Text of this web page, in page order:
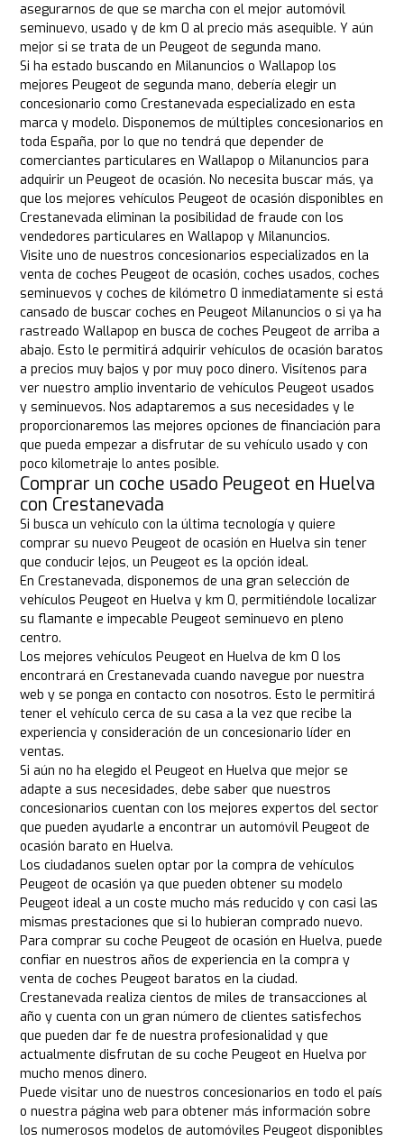
asegurarnos de que se marcha con el mejor automóvil
seminuevo, usado y de km 0 al precio más asequible. Y aún
mejor si se trata de un Peugeot de segunda mano.
Si ha estado buscando en Milanuncios o Wallapop los
mejores Peugeot de segunda mano, debería elegir un
concesionario como Crestanevada especializado en esta
marca y modelo. Disponemos de múltiples concesionarios en
toda España, por lo que no tendrá que depender de
comerciantes particulares en Wallapop o Milanuncios para
adquirir un Peugeot de ocasión. No necesita buscar más, ya
que los mejores vehículos Peugeot de ocasión disponibles en
Crestanevada eliminan la posibilidad de fraude con los
vendedores particulares en Wallapop y Milanuncios.
Visite uno de nuestros concesionarios especializados en la
venta de coches Peugeot de ocasión, coches usados, coches
seminuevos y coches de kilómetro 0 inmediatamente si está
cansado de buscar coches en Peugeot Milanuncios o si ya ha
rastreado Wallapop en busca de coches Peugeot de arriba a
abajo. Esto le permitirá adquirir vehículos de ocasión baratos
a precios muy bajos y por muy poco dinero. Visítenos para
ver nuestro amplio inventario de vehículos Peugeot usados
y seminuevos. Nos adaptaremos a sus necesidades y le
proporcionaremos las mejores opciones de financiación para
que pueda empezar a disfrutar de su vehículo usado y con
poco kilometraje lo antes posible.
Comprar un coche usado Peugeot en Huelva
con Crestanevada
Si busca un vehículo con la última tecnología y quiere
comprar su nuevo Peugeot de ocasión en Huelva sin tener
que conducir lejos, un Peugeot es la opción ideal.
En Crestanevada, disponemos de una gran selección de
vehículos Peugeot en Huelva y km 0, permitiéndole localizar
su flamante e impecable Peugeot seminuevo en pleno
centro.
Los mejores vehículos Peugeot en Huelva de km 0 los
encontrará en Crestanevada cuando navegue por nuestra
web y se ponga en contacto con nosotros. Esto le permitirá
tener el vehículo cerca de su casa a la vez que recibe la
experiencia y consideración de un concesionario líder en
ventas.
Si aún no ha elegido el Peugeot en Huelva que mejor se
adapte a sus necesidades, debe saber que nuestros
concesionarios cuentan con los mejores expertos del sector
que pueden ayudarle a encontrar un automóvil Peugeot de
ocasión barato en Huelva.
Los ciudadanos suelen optar por la compra de vehículos
Peugeot de ocasión ya que pueden obtener su modelo
Peugeot ideal a un coste mucho más reducido y con casi las
mismas prestaciones que si lo hubieran comprado nuevo.
Para comprar su coche Peugeot de ocasión en Huelva, puede
confiar en nuestros años de experiencia en la compra y
venta de coches Peugeot baratos en la ciudad.
Crestanevada realiza cientos de miles de transacciones al
año y cuenta con un gran número de clientes satisfechos
que pueden dar fe de nuestra profesionalidad y que
actualmente disfrutan de su coche Peugeot en Huelva por
mucho menos dinero.
Puede visitar uno de nuestros concesionarios en todo el país
o nuestra página web para obtener más información sobre
los numerosos modelos de automóviles Peugeot disponibles